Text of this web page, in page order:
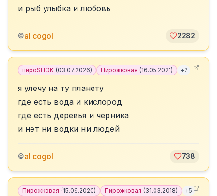
и рыб улыбка и любовь
©al cogol 2282
пироSHOK (03.07.2026) Пирожковая (16.05.2021) +2
я улечу на ту планету
где есть вода и кислород
где есть деревья и черника
и нет ни водки ни людей
©al cogol 738
Пирожковая (15.09.2020) Пирожковая (31.03.2018) +5